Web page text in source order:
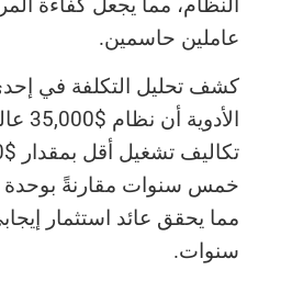
عاملين حاسمين.
كشف تحليل التكلفة في
الأدوية
مما يحقق عائد استثمار
سنوات.